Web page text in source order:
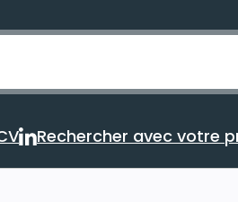
secondes pour enregistrer
votre CV
Rechercher avec votre